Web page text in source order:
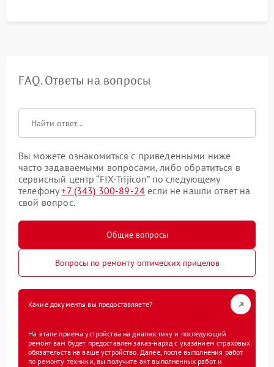
FAQ. Ответы на вопросы
Вы можете ознакомиться с приведенными ниже
часто задаваемыми вопросами, либо обратиться в
сервисный центр “FIX-Trijicon” по следующему
телефону+7 (343) 300-89-24 если не нашли ответ на
свой вопрос.
Общие вопросы
Вопросы по ремонту оптических прицелов
Какие документы вы предоставляете?
На этапе приема устройства на диагностику и последующий
ремонт вам будет предоставлен заказ-наряд с указанием страховых
обязательств на ваше устройство. Далее, после выполнения работ
по ремонту техники, вы получите акт выполненных работ и